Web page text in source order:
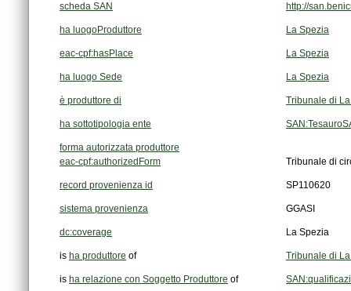
scheda SAN http://
ha luogoProduttore La Spezia
eac-cpf:hasPlace La Spezia
ha luogo Sede La Spezia
è produttore di Tribunale di
ha sottotipologia ente
forma autorizzata produttore
eac-cpf:authorizedForm
Tribunale di
record provenienza id SP110620
sistema provenienza GGASI
dc:coverage La Spezia
is ha produttore of Tribunale di
is ha relazione con Soggetto Produttore of